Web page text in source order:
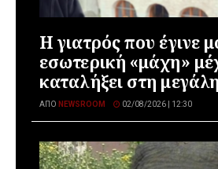
Η γιατρός που έγινε
εσωτερική «μάχη»
καταλήξει στη
ΑΠΌ NEWSROOM 02/08/2026 | 12:30